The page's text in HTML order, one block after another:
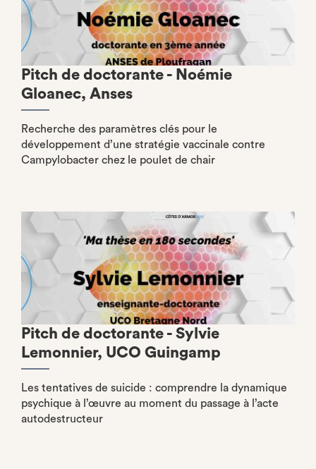
Pitch de doctorante - Noémie
Gloanec, Anses
Recherche des paramètres clés pour le
développement d’une stratégie vaccinale contre
Campylobacter chez le poulet de chair
Pitch de doctorante - Sylvie
Lemonnier, UCO Guingamp
Les tentatives de suicide : comprendre la dynamique
psychique à l’œuvre au moment du passage à l’acte
autodestructeur